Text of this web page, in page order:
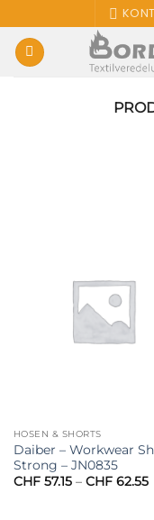
Inhalt
springen
HOSEN & SHORTS
Daiber – Workwear
Strong – JN0835
CHF57.15 – CHF62.55